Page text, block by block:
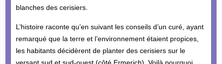
blanches des cerisiers.
L’histoire raconte qu’en suivant les conseils d’un curé, ayant
remarqué que la terre et l’environnement étaient propices,
les habitants décidèrent de planter des cerisiers sur le
versant sud et sud-ouest (côté Ermerich). Voilà pourquoi